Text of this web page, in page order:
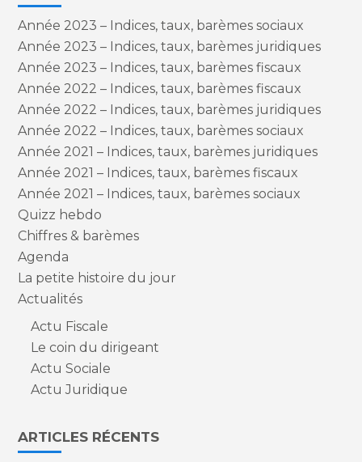
Année 2023 – Indices, taux, barèmes sociaux
Année 2023 – Indices, taux, barèmes juridiques
Année 2023 – Indices, taux, barèmes fiscaux
Année 2022 – Indices, taux, barèmes fiscaux
Année 2022 – Indices, taux, barèmes juridiques
Année 2022 – Indices, taux, barèmes sociaux
Année 2021 – Indices, taux, barèmes juridiques
Année 2021 – Indices, taux, barèmes fiscaux
Année 2021 – Indices, taux, barèmes sociaux
Quizz hebdo
Chiffres & barèmes
Agenda
La petite histoire du jour
Actualités
Actu Fiscale
Le coin du dirigeant
Actu Sociale
Actu Juridique
ARTICLES RÉCENTS